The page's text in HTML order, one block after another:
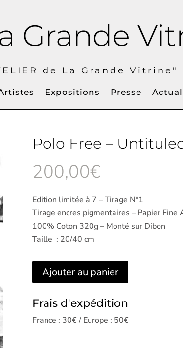
Grande
de La Grande Vitrine"
Expositions Presse
Polo Free –
200,00€
Edition limitée à 7 – Tirage N°1
Tirage encres pigmentaires – Papier
100% Coton 320g – Monté sur Dibon
Taille : 20/40 cm
Ajouter au panier
Frais d'expédition
France : 30€ / Europe : 50€